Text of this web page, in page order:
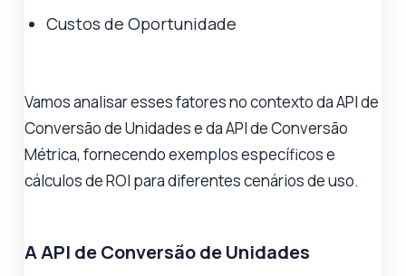
Custos de Oportunidade
Vamos analisar esses fatores no contexto da API de
Conversão de Unidades e da API de Conversão
Métrica, fornecendo exemplos específicos e
cálculos de ROI para diferentes cenários de uso.
A API de Conversão de Unidades